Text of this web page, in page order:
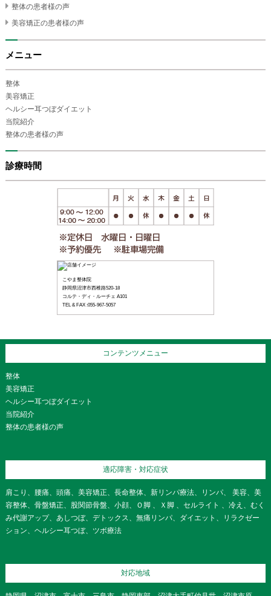
整体の患者様の声
美容矯正の患者様の声
メニュー
整体
美容矯正
ヘルシー耳つぼダイエット
当院紹介
整体の患者様の声
診療時間
こやま整体院
静岡県沼津市西椎路520-18
コルテ・ディ・ルーチェ A101
TEL & FAX :055-967-5057
コンテンツメニュー
整体
美容矯正
ヘルシー耳つぼダイエット
当院紹介
整体の患者様の声
適応障害・対応症状
肩こり、腰痛、頭痛、美容矯正、長命整体、新リンパ療法、リンパ、 美容、美
容整体、骨盤矯正、股関節骨盤、小顔、Ｏ脚 、Ｘ脚 、セルライト 、冷え、むく
み代謝アップ、あしつぼ、デトックス、無痛リンパ、ダイエット、リラクゼー
ション、ヘルシー耳つぼ、ツボ療法
対応地域